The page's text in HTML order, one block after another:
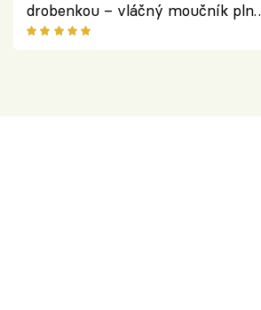
drobenkou – vláčný moučník plný
ovoce